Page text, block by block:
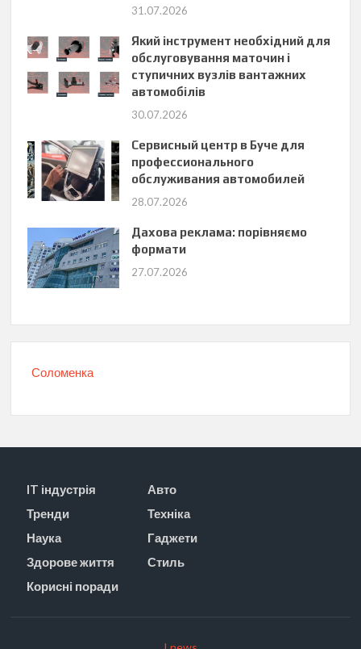
31.07.2026
Який інструмент необхідний для
обслуговування маточин і
ступичних вузлів вантажних
автомобілів
30.07.2026
Сервисный центр в Буче для
профессионального
обслуживания автомобилей
28.07.2026
Дахова реклама: порівняємо
формати
27.07.2026
Соломенка
IT індустрія
Авто
Тренди
Техніка
Наука
Гаджети
Здорове життя
Стиль
Корисні поради